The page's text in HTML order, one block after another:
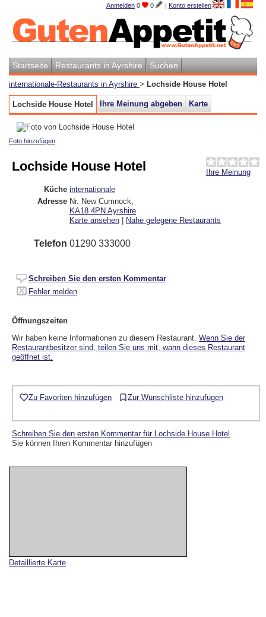
Anmelden 0 0 | Konto erstellen
Startseite Restaurants in Ayrshire Suchen
internationale-Restaurants in Ayrshire > Lochside House Hotel
Lochside House Hotel Ihre Meinung abgeben Karte
Foto hinzufügen
Detaillierte Karte
Ihre Meinung
Lochside House Hotel
Küche internationale
Adresse Nr. New Cumnock
KA18 4PN Ayrshire
Karte ansehen | Nahe gelegene Restaurants
Telefon 01290 333000
Schreiben Sie den ersten Kommentar
Fehler melden
Öffnungszeiten
Wir haben keine Informationen zu diesem Restaurant. Wenn Sie der
Restaurantbesitzer sind, teilen Sie uns mit, wann dieses Restaurant
geöffnet ist.
Zu Favoriten hinzufügen Zur Wunschliste hinzufügen
Schreiben Sie den ersten Kommentar für Lochside House Hotel
Sie können Ihren Kommentar hinzufügen